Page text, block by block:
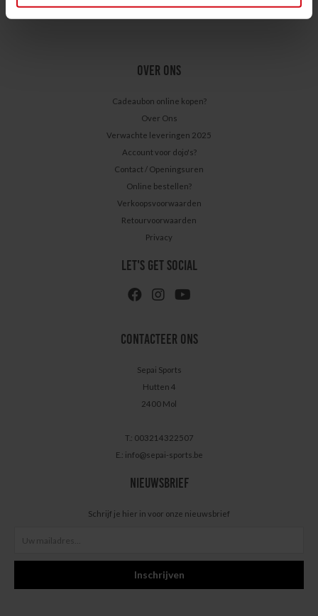
OVER ONS
Cadeaubon online kopen?
Over Ons
Verwachte leveringen 2025
Account voor dojo's?
Contact / Openingsuren
Online bestellen?
Verkoopsvoorwaarden
Retourvoorwaarden
Privacy
LET'S GET SOCIAL
CONTACTEER ONS
Sepai Sports
Hutten 4
2400 Mol
T.: 003214322507
E.: info@sepai-sports.be
NIEUWSBRIEF
Schrijf je hier in voor onze nieuwsbrief
Inschrijven